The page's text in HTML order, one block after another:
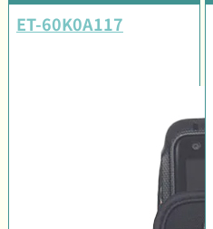
ET-60K0A117